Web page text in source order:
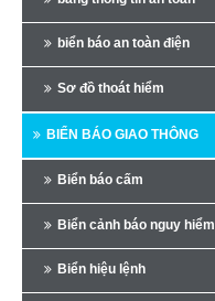
biển báo an toàn điện
Sơ đồ thoát hiểm
BIỂN BÁO GIAO THÔNG
Biển báo cấm
Biển cảnh báo nguy hiểm
Biển hiệu lệnh